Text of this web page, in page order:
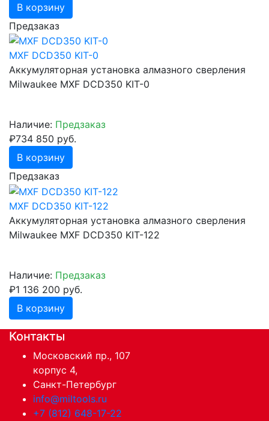
В корзину
Предзаказ
MXF DCD350 KIT-0
Аккумуляторная установка алмазного сверления
Milwaukee MXF DCD350 KIT-0
Наличие: Предзаказ
₽734 850 руб.
В корзину
Предзаказ
MXF DCD350 KIT-122
Аккумуляторная установка алмазного сверления
Milwaukee MXF DCD350 KIT-122
Наличие: Предзаказ
₽1 136 200 руб.
В корзину
Контакты
Московский пр., 107
корпус 4,
Санкт-Петербург
info@miltools.ru
+7 (812) 648-17-22